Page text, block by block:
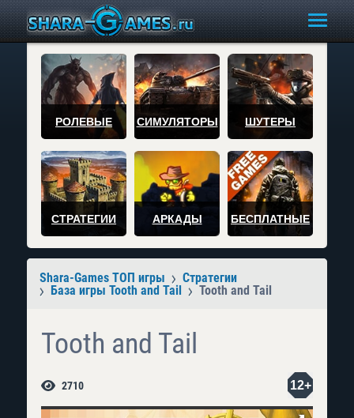
РОЛЕВЫЕ СИМУЛЯТОРЫ ШУТЕРЫ
СТРАТЕГИИ АРКАДЫ БЕСПЛАТНЫЕ
Shara-Games ТОП игры
Стратегии
База игры Tooth and Tail
Tooth and Tail
Tooth and Tail
2710 12+